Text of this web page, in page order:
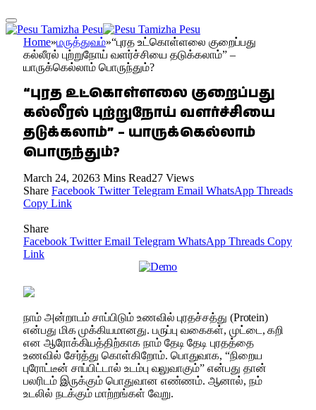
Home»மருத்துவம்»“புரத உட்கொள்ளலை குறைப்பது
கல்லீரல் புற்றுநோய் வளர்ச்சியை தடுக்கலாம்” –
யாருக்கெல்லாம் பொருந்தும்?
“புரத உட்கொள்ளலை குறைப்பது
கல்லீரல் புற்றுநோய் வளர்ச்சியை
தடுக்கலாம்” – யாருக்கெல்லாம்
பொருந்தும்?
March 24, 20263 Mins Read27 Views
Share Facebook Twitter Telegram Email WhatsApp Threads
Copy Link
Share
Facebook Twitter Email Telegram WhatsApp Threads Copy
Link
நாம் அன்றாடம் சாப்பிடும் உணவில் புரதச்சத்து (Protein)
என்பது மிக முக்கியமானது. பருப்பு வகைகள், முட்டை, கறி
என ஆரோக்கியத்திற்காக நாம் தேடி தேடி புரதத்தை
உணவில் சேர்த்து கொள்கிறோம். பொதுவாக, “நிறைய
புரோட்டீன் சாப்பிட்டால் உடம்பு வலுவாகும்” என்பது தான்
பலரிடம் இருக்கும் பொதுவான எண்ணம். ஆனால், நம்
உடலில் நடக்கும் மாற்றங்கள் வேறு.